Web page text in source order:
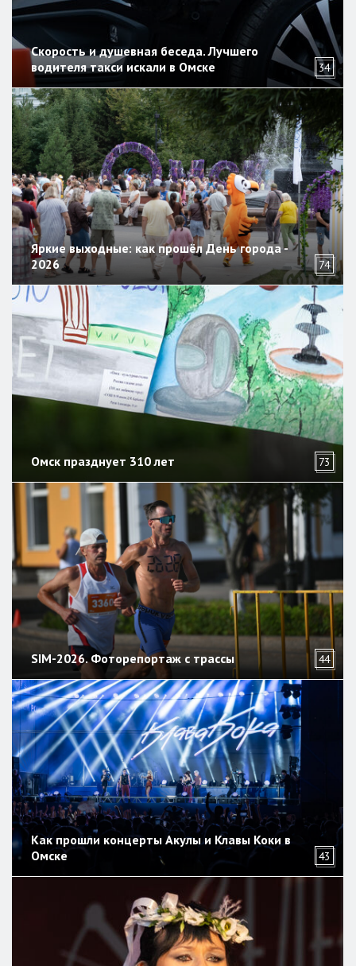
Скорость и душевная беседа. Лучшего
водителя такси искали в Омске
34
Яркие выходные: как прошёл День города -
2026
74
Омск празднует 310 лет 73
SIM-2026. Фоторепортаж с трассы 44
Как прошли концерты Акулы и Клавы Коки в
Омске
43